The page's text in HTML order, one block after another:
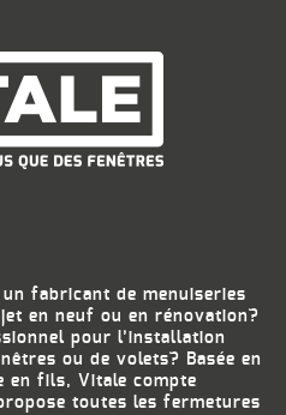
fabricant de menuiseries
en neuf ou en rénovation?
pour l’installation
ou de volets? Basée en
en fils, Vitale compte
toutes les fermetures